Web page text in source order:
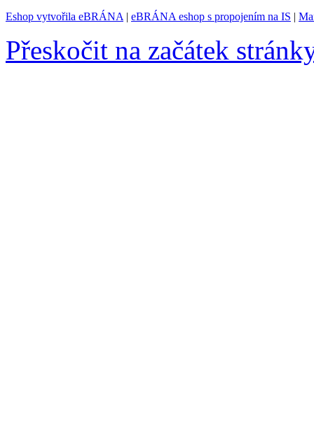
Eshop vytvořila eBRÁNA | eBRÁNA eshop s propojením na IS |
Přeskočit na začátek